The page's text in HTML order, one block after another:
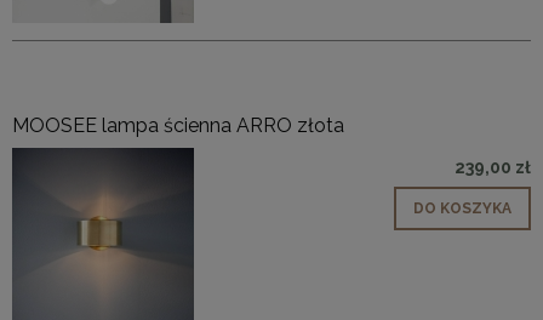
MOOSEE lampa ścienna ARRO złota
239,00 zł
DO KOSZYKA